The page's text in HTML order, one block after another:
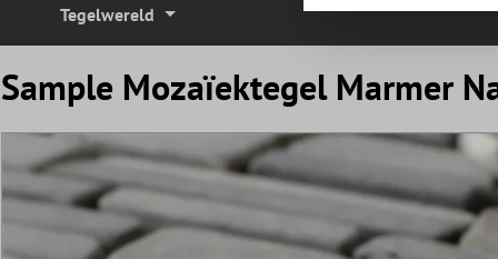
Tegelwereld
Sample Mozaïektegel Marmer